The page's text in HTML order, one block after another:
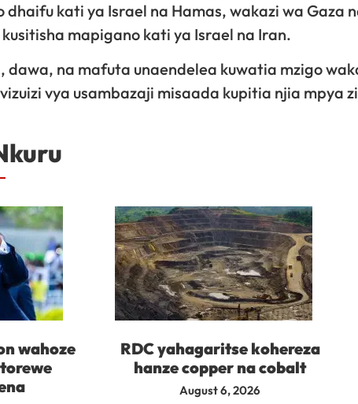
dhaifu kati ya Israel na Hamas, wakazi wa Gaza
mapigano kati ya Israel na Iran.
dawa, na mafuta unaendelea kuwatia mzigo
vya usambazaji misaada kupitia njia mpya
wahoze
RDC yahagaritse kohereza
hanze copper na cobalt
August 6, 2026